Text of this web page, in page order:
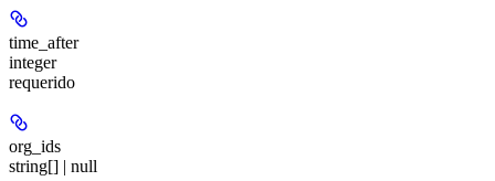
time_after
integer
requerido
org_ids
string[] | null